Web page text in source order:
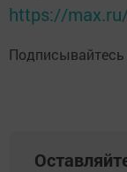
https://
Подписывайтесь